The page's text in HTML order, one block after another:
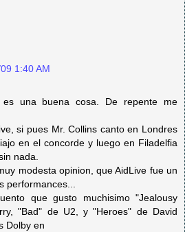
1:40 AM
una buena cosa. De repente me
si pues Mr. Collins canto en Londres
en el concorde y luego en Filadelfia
nada.
modesta opinion, que AidLive fue un
performances...
que gusto muchisimo "Jealousy
"Bad" de U2, y "Heroes" de David
Dolby en